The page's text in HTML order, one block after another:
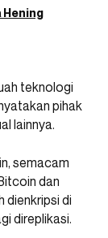
Hening
teknologi
pihak
lainnya.
semacam
dan
dienkripsi di
direplikasi.